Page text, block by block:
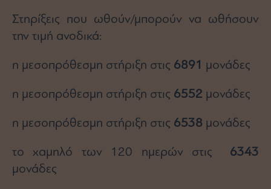
Στηρίξεις που ωθούν/μπορούν να ωθήσουν
την τιμή ανοδικά:
η μεσοπρόθεσμη στήριξη στις 6891 μονάδες
η μεσοπρόθεσμη στήριξη στις 6552 μονάδες
η μεσοπρόθεσμη στήριξη στις 6538 μονάδες
το χαμηλό των 120 ημερών στις 6343
μονάδες